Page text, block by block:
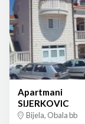
Apartmani
SIJERKOVIC
Bijela, Obala bb